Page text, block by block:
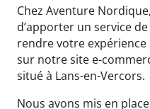
Chez Aventure
d’apporter un service
rendre votre
sur notre site e-
situé à Lans-en-Vercors.
Nous avons mis en